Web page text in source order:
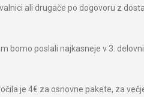
ali drugače po dogovoru z
bomo poslali najkasneje v 3.
je 4€ za osnovne pakete, za